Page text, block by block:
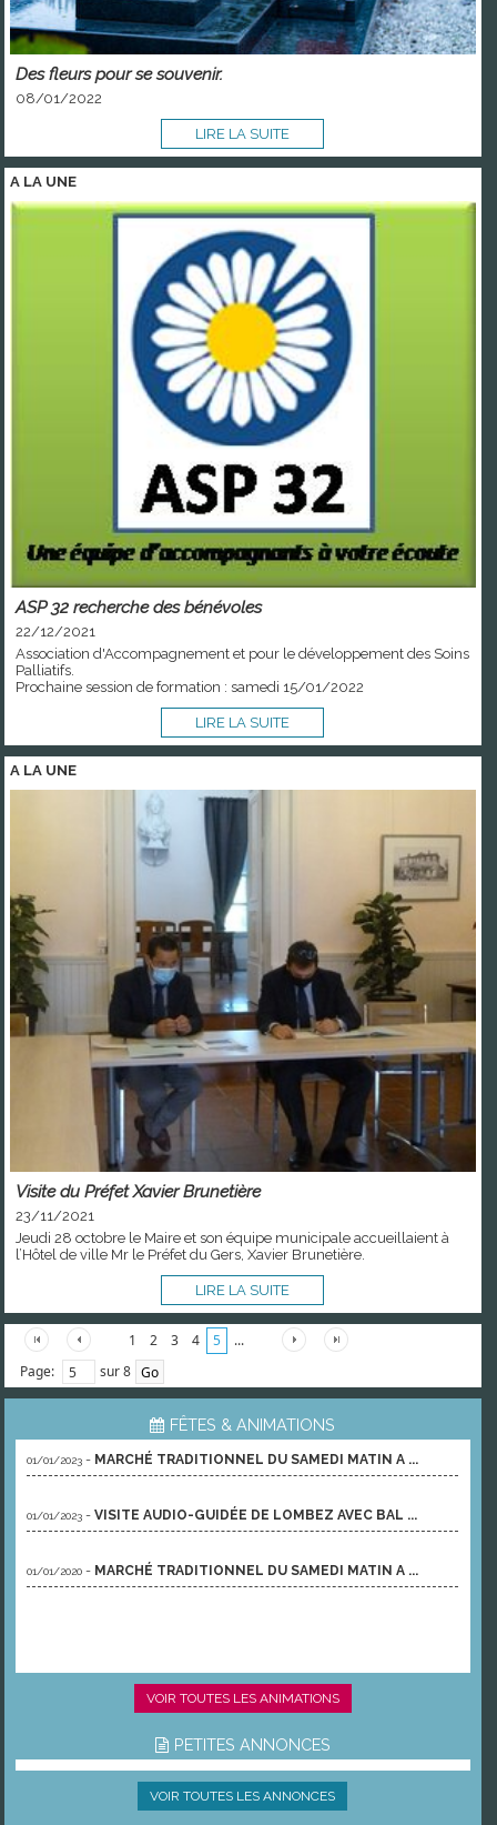
Des fleurs pour se souvenir.
08/01/2022
LIRE LA SUITE
A LA UNE
ASP 32 recherche des bénévoles
22/12/2021
Association d'Accompagnement et pour le développement des Soins
Palliatifs.
Prochaine session de formation : samedi 15/01/2022
LIRE LA SUITE
A LA UNE
Visite du Préfet Xavier Brunetière
23/11/2021
Jeudi 28 octobre le Maire et son équipe municipale accueillaient à
l’Hôtel de ville Mr le Préfet du Gers, Xavier Brunetière.
LIRE LA SUITE
1 2 3 4 5
...
Page:
sur 8
FÊTES & ANIMATIONS
01/01/2023 - MARCHÉ TRADITIONNEL DU SAMEDI MATIN A ...
01/01/2023 -VISITE AUDIO-GUIDÉE DE LOMBEZ AVEC BAL ...
01/01/2020 - MARCHÉ TRADITIONNEL DU SAMEDI MATIN A ...
VOIR TOUTES LES ANIMATIONS
PETITES ANNONCES
VOIR TOUTES LES ANNONCES